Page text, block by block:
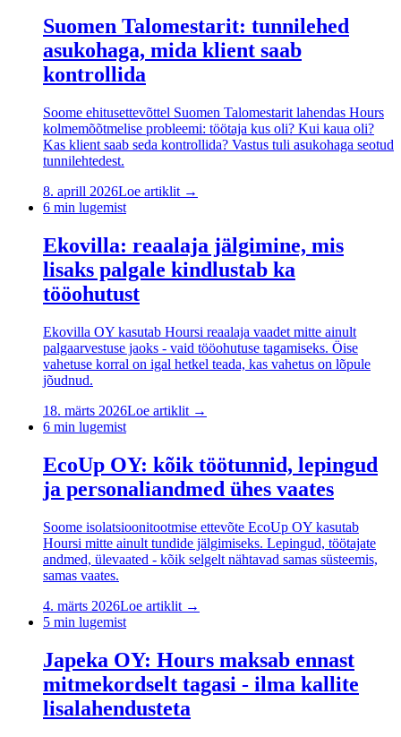
Suomen Talomestarit: tunnilehed
asukohaga, mida klient saab
kontrollida
Soome ehitusettevõttel Suomen Talomestarit lahendas Hours
kolmemõõtmelise probleemi: töötaja kus oli? Kui kaua oli?
Kas klient saab seda kontrollida? Vastus tuli asukohaga seotud
tunnilehtedest.
8. aprill 2026Loe artiklit →
6 min lugemist
Ekovilla: reaalaja jälgimine, mis
lisaks palgale kindlustab ka
tööohutust
Ekovilla OY kasutab Hoursi reaalaja vaadet mitte ainult
palgaarvestuse jaoks - vaid tööohutuse tagamiseks. Öise
vahetuse korral on igal hetkel teada, kas vahetus on lõpule
jõudnud.
18. märts 2026Loe artiklit →
6 min lugemist
EcoUp OY: kõik töötunnid, lepingud
ja personaliandmed ühes vaates
Soome isolatsioonitootmise ettevõte EcoUp OY kasutab
Hoursi mitte ainult tundide jälgimiseks. Lepingud, töötajate
andmed, ülevaated - kõik selgelt nähtavad samas süsteemis,
samas vaates.
4. märts 2026Loe artiklit →
5 min lugemist
Japeka OY: Hours maksab ennast
mitmekordselt tagasi - ilma kallite
lisalahendusteta